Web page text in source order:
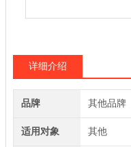
详细介绍
品牌 其他品牌
适用对象 其他